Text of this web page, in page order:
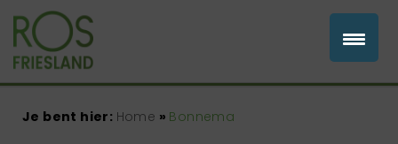
Je bent hier: Home » Bonnema